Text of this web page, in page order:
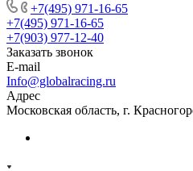
+7(495) 971-16-65
+7(495) 971-16-65
+7(903) 977-12-40
Заказать звонок
E-mail
Info@globalracing.ru
Адрес
Московская область, г.